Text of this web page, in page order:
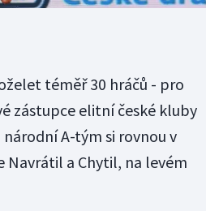
téměř 30 hráčů - pro
zástupce elitní české kluby
A-tým si rovnou v
Navrátil a Chytil, na levém